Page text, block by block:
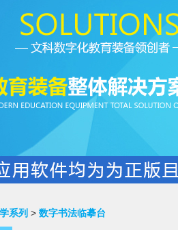
系列 > 数字书法临摹台